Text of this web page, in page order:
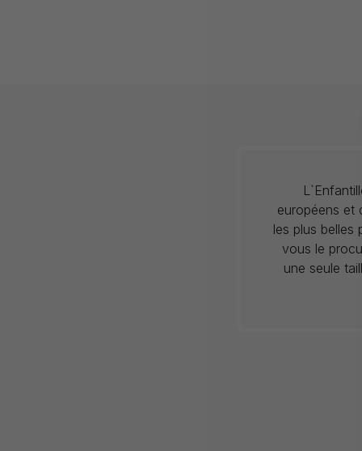
européens et
les plus belles
vous le
une seule